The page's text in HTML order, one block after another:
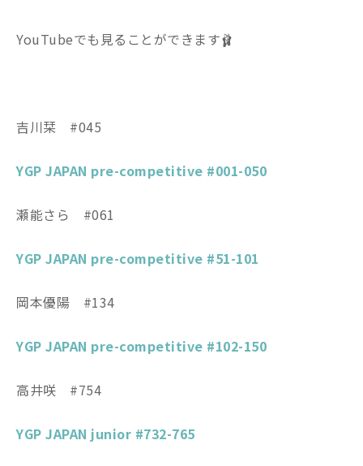
YouTubeでも見ることができます🩰
吉川栞 #045
YGP JAPAN pre-competitive #001-050
瀬能さら #061
YGP JAPAN pre-competitive #51-101
岡本優陽 #134
YGP JAPAN pre-competitive #102-150
高井咲 #754
YGP JAPAN junior #732-765